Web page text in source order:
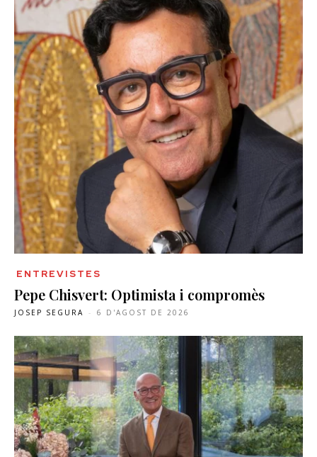
ENTREVISTES
Pepe Chisvert: Optimista i compromès
JOSEP SEGURA - 6 D'AGOST DE 2026